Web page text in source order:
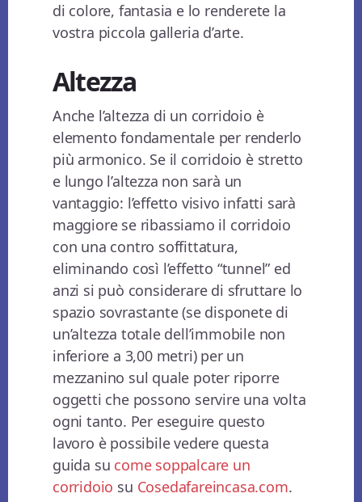
di colore, fantasia e lo renderete la
vostra piccola galleria d’arte.
Altezza
Anche l’altezza di un corridoio è
elemento fondamentale per renderlo
più armonico. Se il corridoio è stretto
e lungo l’altezza non sarà un
vantaggio: l’effetto visivo infatti sarà
maggiore se ribassiamo il corridoio
con una contro soffittatura,
eliminando così l’effetto “tunnel” ed
anzi si può considerare di sfruttare lo
spazio sovrastante (se disponete di
un’altezza totale dell’immobile non
inferiore a 3,00 metri) per un
mezzanino sul quale poter riporre
oggetti che possono servire una volta
ogni tanto. Per eseguire questo
lavoro è possibile vedere questa
guida su come soppalcare un
corridoio su Cosedafareincasa.com.